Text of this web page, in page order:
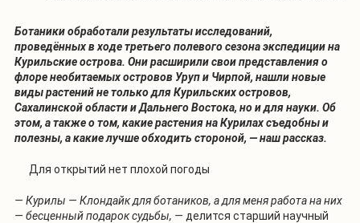
Ботаники обработали результаты исследований,
проведённых в ходе третьего полевого сезона экспедиции на
Курильские острова. Они расширили свои представления о
флоре необитаемых островов Уруп и Чирпой, нашли новые
виды растений не только для Курильских островов,
Сахалинской области и Дальнего Востока, но и для науки. Об
этом, а также о том, какие растения на Курилах съедобны и
полезны, а какие лучше обходить стороной, — наш рассказ.
Для открытий нет плохой погоды
— Курилы — Клондайк для ботаников, а для меня работа на них
— бесценный подарок судьбы, — делится старший научный